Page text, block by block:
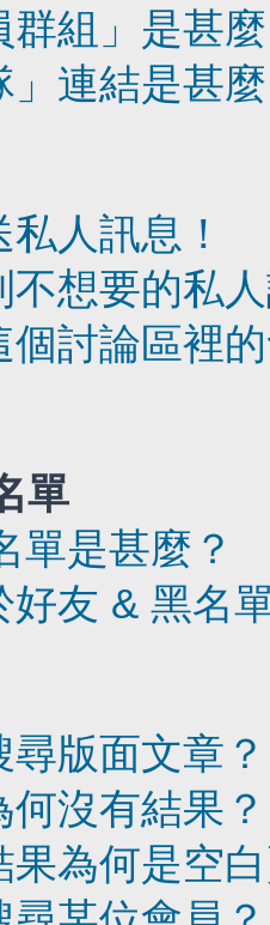
群組」是甚
」連結是甚
人訊息！
不想要的私
個討論區裡
單
單是甚麼？
好友 & 黑名
版面文章？
沒有結果？
果為何是空